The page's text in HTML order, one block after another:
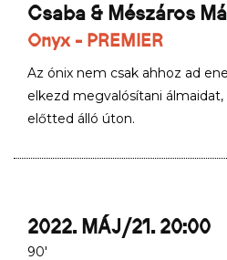
Csaba & Mészáros
Onyx - PREMIER
Az ónix nem csak ahhoz ad
elkezd megvalósítani
előtted álló úton.
2022. MÁJ/21. 20:00
90'